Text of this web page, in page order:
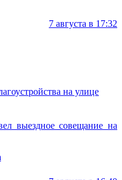
7 августа в 17:32
на улице
выездное совещание на